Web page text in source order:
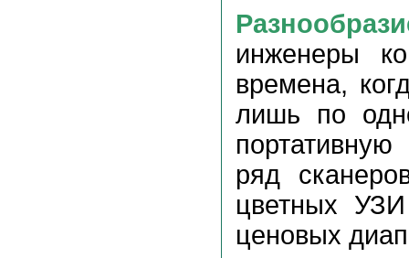
инженеры
времена,
лишь по
ряд
цветных
ценовых